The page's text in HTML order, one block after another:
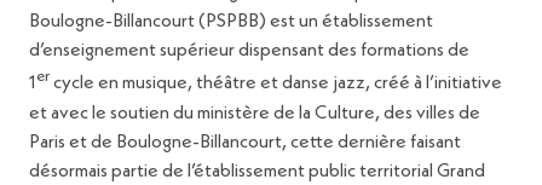
Boulogne-Billancourt (PSPBB) est un établissement
d’enseignement supérieur dispensant des formations de
1 er cycle en musique, théâtre et danse jazz, créé à l’initiative
et avec le soutien du ministère de la Culture, des villes de
Paris et de Boulogne-Billancourt, cette dernière faisant
désormais partie de l’établissement public territorial Grand